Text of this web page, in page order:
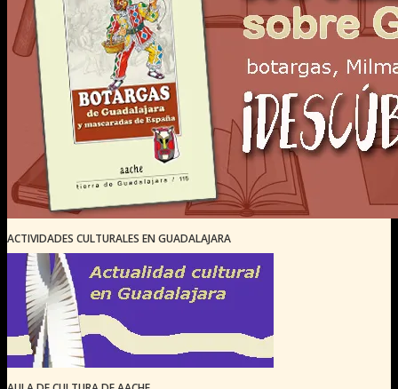
ACTIVIDADES CULTURALES EN GUADALAJARA